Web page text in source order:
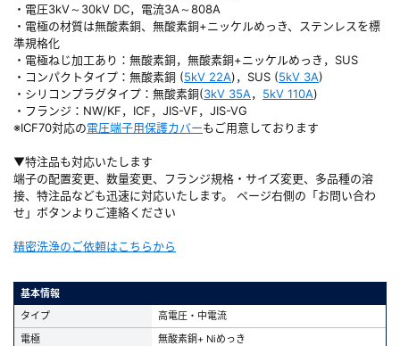
・電圧3kV～30kV DC，電流3A～808A
・電極の材質は無酸素銅、無酸素銅+ニッケルめっき、ステンレスを標
準規格化
・電極ねじ加工あり：無酸素銅，無酸素銅+ニッケルめっき，SUS
・コンパクトタイプ：無酸素銅 (5kV 22A)，SUS (5kV 3A)
・シリコンプラグタイプ：無酸素銅(3kV 35A， 5kV 110A)
・フランジ：NW/KF，ICF，JIS-VF，JIS-VG
※ICF70対応の電圧端子用保護カバーもご用意しております
▼特注品も対応いたします
端子の配置変更、数量変更、フランジ規格・サイズ変更、多品種の溶
接、特注品なども迅速に対応いたします。 ページ右側の「お問い合わ
せ」ボタンよりご連絡ください
精密洗浄のご依頼はこちらから
基本情報
タイプ
高電圧・中電流
電極
無酸素銅+ Niめっき